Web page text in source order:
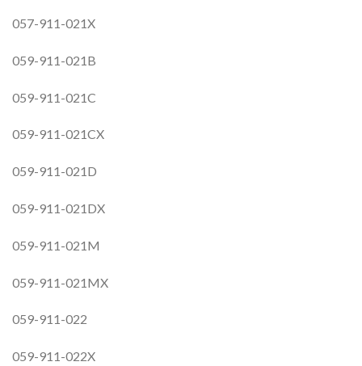
057-911-021X
059-911-021B
059-911-021C
059-911-021CX
059-911-021D
059-911-021DX
059-911-021M
059-911-021MX
059-911-022
059-911-022X